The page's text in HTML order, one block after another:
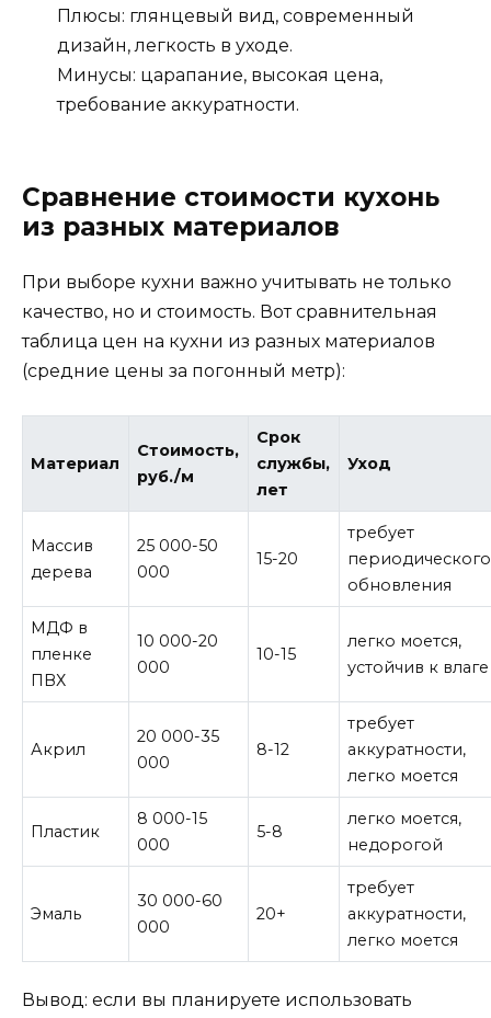
Плюсы: глянцевый вид, современный
дизайн, легкость в уходе.
Минусы: царапание, высокая цена,
требование аккуратности.
Сравнение стоимости кухонь
из разных материалов
При выборе кухни важно учитывать не только
качество, но и стоимость. Вот сравнительная
таблица цен на кухни из разных материалов
(средние цены за погонный метр):
Материал
Стоимость,
руб./м
Срок
службы,
лет
Уход
Массив
дерева
25 000-50
000
15-20
требует
периодического
обновления
МДФ в
пленке
ПВХ
10 000-20
000
10-15
легко моется,
устойчив к влаге
Акрил
20 000-35
000
8-12
требует
аккуратности,
легко моется
Пластик
8 000-15
000
5-8
легко моется,
недорогой
Эмаль
30 000-60
000
20+
требует
аккуратности,
легко моется
Вывод: если вы планируете использовать